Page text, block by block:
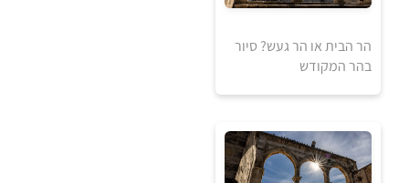
50
₪
למידע ולרכישה
הר הבית או הר געש? סיור
בהר המקודש